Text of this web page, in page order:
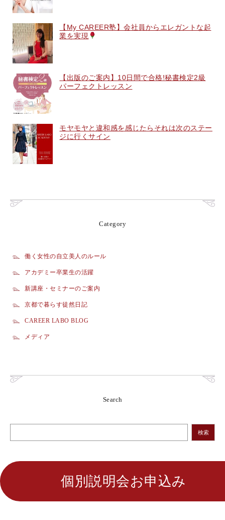
【My CAREER塾】会社員からエレガントな起
業を実現
【出版のご案内】10日間で合格!秘書検定2級
パーフェクトレッスン
モヤモヤと違和感を感じたらそれは次のステー
ジに行くサイン
Category
働く女性の自立美人のルール
アカデミー卒業生の活躍
新講座・セミナーのご案内
京都で暮らす徒然日記
CAREER LABO BLOG
メディア
Search
検索
個別説明会お申込み